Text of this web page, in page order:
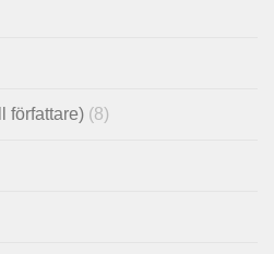
författare) (8)